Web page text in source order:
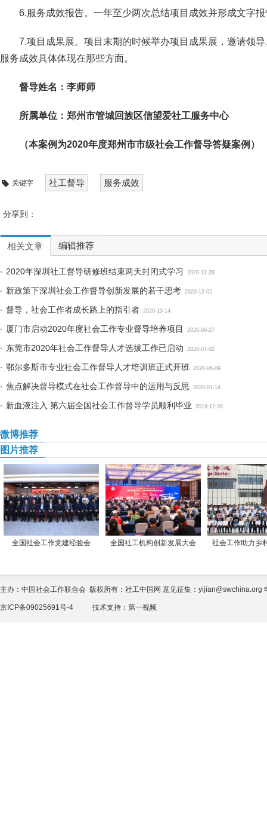
6.服务成效报告。一年至少两次总结项目成效并形成文字
7.项目成果展。项目末期的时候举办项目成果展，邀请领
服务成效具体体现在那些方面。
督导姓名：李师师
所属单位：郑州市管城回族区信望爱社工服务中心
（本案例为2020年度郑州市市级社会工作督导答疑案例）
关键字 社工督导 服务成效
分享到：
相关文章 编辑推荐
2020年深圳社工督导研修班结束两天封闭式学习 2020-12-28
新政策下深圳社会工作督导创新发展的若干思考 2020-12-02
督导，社会工作者成长路上的指引者 2020-10-14
厦门市启动2020年度社会工作专业督导培养项目 2020-09-27
东莞市2020年社会工作督导人才选拔工作已启动 2020-07-02
鄂尔多斯市专业社会工作督导人才培训班正式开班 2020-06-09
焦点解决督导模式在社会工作督导中的运用与反思 2020-01-14
新血液注入 第六届全国社会工作督导学员顺利毕业 2019-12-30
微博推荐
图片推荐
全国社会工作党建经验会 全国社工机构创新发展大会 社会工作助力乡
主办：中国社会工作联合会 版权所有：社工中国网 意见征集：yijian@swchina.org
京ICP备09025691号-4 技术支持： 第一视频